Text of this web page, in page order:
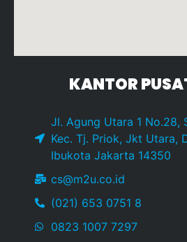
KANTOR
Jl. Agung Utara 1 No.28,
Kec. Tj. Priok, Jkt Utara,
Ibukota Jakarta 14350
cs@m2u.co.id
(021) 653 0751 8
0823 1007 7297